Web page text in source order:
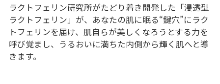
ラクトフェリン研究所がたどり着き開発した「浸透型
ラクトフェリン」が、あなたの肌に眠る“鍵穴”にラク
トフェリンを届け、肌自らが美しくなろうとする力を
呼び覚まし、うるおいに満ちた内側から輝く肌へと導
きます。